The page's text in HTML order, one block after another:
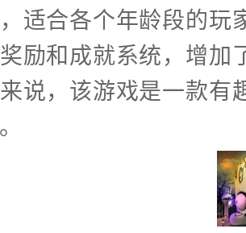
适合各个年龄段的玩
励和成就系统，增加
说，该游戏是一款有